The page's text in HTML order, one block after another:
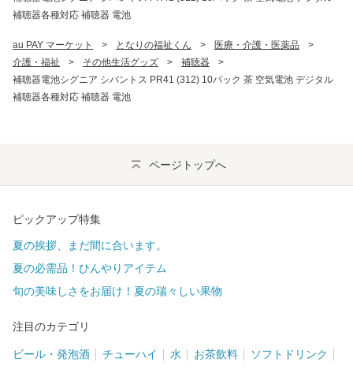
補聴器各種対応 補聴器 電池
au PAY マーケット > となりの福祉くん > 医療・介護・医薬品
>
介護・福祉
> その他生活グッズ > 補聴器
>
補聴器電池シグニア シバントス PR41 (312) 10パック 茶 空気電池 デジタル
補聴器各種対応 補聴器 電池
ページトップへ
ピックアップ特集
夏の挨拶、まだ間に合います。
夏の必需品！ひんやりアイテム
旬の美味しさをお届け！夏の瑞々しい果物
注目のカテゴリ
ビール・発泡酒 チューハイ 水 お茶飲料 ソフトドリンク